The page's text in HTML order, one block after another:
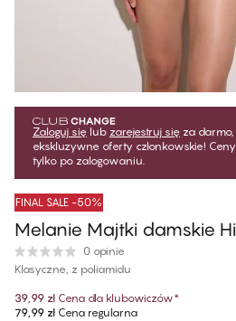
Zaloguj się lub zarejestruj się za
ekskluzywne oferty członkowskie!
tylko po zalogowaniu.
FINAL SALE -50%
Melanie Majtki damskie
0 opinie
Klasyczne, z poliamidu
39,99 zł Cena dla klubowiczów*
79,99 złCena regularna